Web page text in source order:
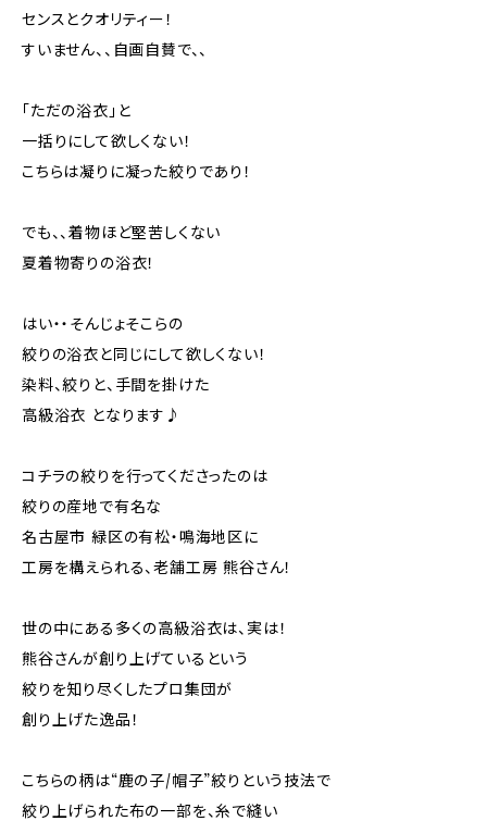
センスとクオリティー！
すいません、、自画自賛で、、
「ただの浴衣」と
一括りにして欲しくない！
こちらは凝りに凝った絞りであり！
でも、、着物ほど堅苦しくない
夏着物寄りの浴衣！
はい・・そんじょそこらの
絞りの浴衣と同じにして欲しくない！
染料、絞りと、手間を掛けた
高級浴衣 となります♪
コチラの絞りを行ってくださったのは
絞りの産地で有名な
名古屋市 緑区の有松・鳴海地区に
工房を構えられる、老舗工房 熊谷さん！
世の中にある多くの高級浴衣は、実は！
熊谷さんが創り上げているという
絞りを知り尽くしたプロ集団が
創り上げた逸品！
こちらの柄は“鹿の子/帽子”絞りという技法で
絞り上げられた布の一部を、糸で縫い